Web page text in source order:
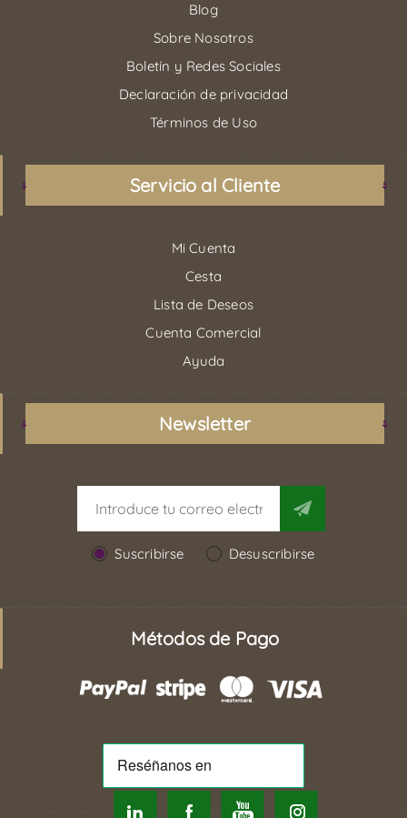
Blog
Sobre Nosotros
Boletín y Redes Sociales
Declaración de privacidad
Términos de Uso
Servicio al Cliente
Mi Cuenta
Cesta
Lista de Deseos
Cuenta Comercial
Ayuda
Newsletter
Suscribirse Desuscribirse
Métodos de Pago